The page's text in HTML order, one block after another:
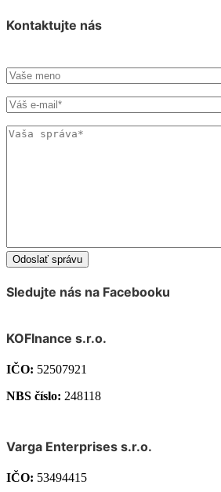
Kontaktujte nás
Sledujte nás na Facebooku
KOFInance s.r.o.
IČO: 52507921
NBS číslo: 248118
Varga Enterprises s.r.o.
IČO: 53494415